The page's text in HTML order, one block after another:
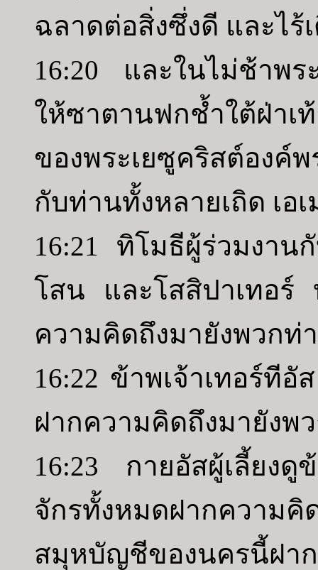
ฉลาดต่อสิ่งซึ่งดี และไร้
16:20 และในไม่ช้าพร
ให้ซาตานฟกช้ำใต้ฝ่
ของพระเยซูคริสต์องค์พ
กับท่านทั้งหลายเถิด เอ
16:21 ทิโมธีผู้ร่วมงา
โสน และโสสิปาเทอร์
ความคิดถึงมายังพวกท่
16:22 ข้าพเจ้าเทอร์ที
ฝากความคิดถึงมายังพ
16:23 กายอัสผู้เลี้ยงดู
จักรทั้งหมดฝากความ
สมุหบัญชีของนครนี้ฝา